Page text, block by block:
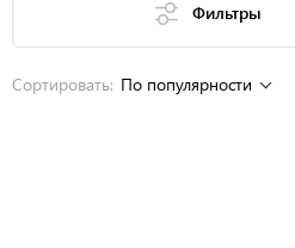
Фильтры
Сортировать: По популярности